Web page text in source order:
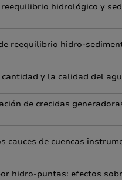
hidrológico y
reequilibrio hidro-
y la calidad del
de crecidas
cauces de cuencas
hidro-puntas: efectos